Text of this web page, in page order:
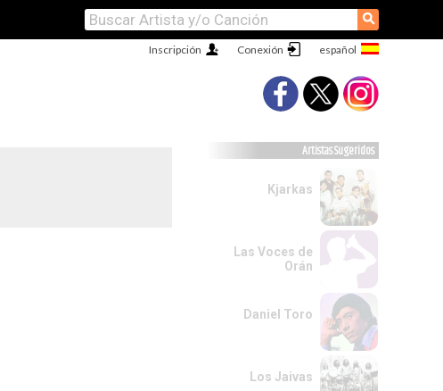
⚲
Conexión
Inscripción
Artistas Sugeridos
Kjarkas
Las Voces de
Orán
Daniel Toro
Los Jaivas